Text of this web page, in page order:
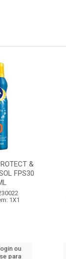
&
FPS30
1X1
ou
para